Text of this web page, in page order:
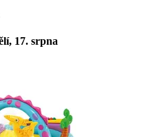
17. srpna